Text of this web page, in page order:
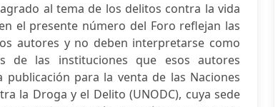
al tema de los delitos contra la vida
el presente número del Foro reflejan las
autores y no deben interpretarse como
de las instituciones que esos autores
para la venta de las Naciones
la Droga y el Delito (UNODC), cuya sede